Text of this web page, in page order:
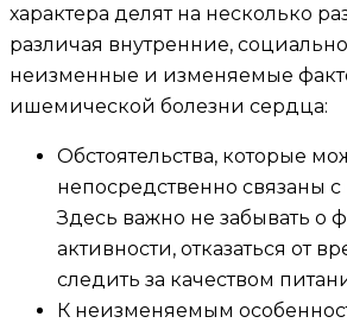
характера делят на несколько
различая внутренние,
неизменные и изменяемые
ишемической болезни сердца:
Обстоятельства, которые
непосредственно связаны
Здесь важно не забывать о
активности, отказаться от
следить за качеством
К неизменяемым